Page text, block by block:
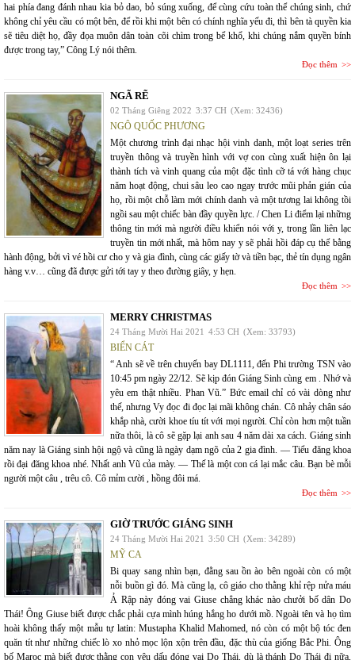
hai phía đang đánh nhau kia bỏ dao, bỏ súng xuống, để cùng cứu toàn thể chúng sinh, chứ
không chỉ yêu cầu có một bên, để rồi khi một bên có chính nghĩa yếu đi, thì bên tà quyền kia
sẽ tiêu diệt họ, đầy đọa muôn dân toàn cõi chìm trong bể khổ, khi chúng nắm quyền bính
được trong tay,” Công Lý nói thêm.
Đọc thêm
NGÃ RẼ
02 Tháng Giêng 2022 3:37 CH (Xem: 32436)
NGÔ QUỐC PHƯƠNG
Một chương trình đại nhạc hội vinh danh, một loạt series trên
truyền thông và truyền hình với vợ con cùng xuất hiện ôn lại
thành tích và vinh quang của một đặc tình cỡ tá với hàng chục
năm hoạt động, chui sâu leo cao ngay trước mũi phản gián của
họ, rồi một chỗ làm mới chính danh và một tương lai không tồi
ngồi sau một chiếc bàn đầy quyền lực. / Chen Li điểm lại những
thông tin mới mà người điều khiển nói với y, trong lần liên lạc
truyền tin mới nhất, mà hôm nay y sẽ phải hồi đáp cụ thể bằng
hành động, bởi vì vé hồi cư cho y và gia đình, cùng các giấy tờ và tiền bạc, thẻ tín dụng ngân
hàng v.v… cũng đã được gửi tới tay y theo đường giây, y hẹn.
Đọc thêm
MERRY CHRISTMAS
24 Tháng Mười Hai 2021 4:53 CH (Xem: 33793)
BIỂN CÁT
“ Anh sẽ về trên chuyến bay DL1111, đến Phi trường TSN vào
10:45 pm ngày 22/12. Sẽ kịp đón Giáng Sinh cùng em . Nhớ và
yêu em thật nhiều. Phan Vũ.” Bức email chỉ có vài dòng như
thế, nhưng Vy đọc đi đọc lại mãi không chán. Cô nhảy chân sáo
khắp nhà, cười khoe tíu tít với mọi người. Chỉ còn hơn một tuần
nữa thôi, là cô sẽ gặp lại anh sau 4 năm dài xa cách. Giáng sinh
năm nay là Giáng sinh hội ngộ và cũng là ngày dạm ngõ của 2 gia đình. — Tiểu đăng khoa
rồi đại đăng khoa nhé. Nhất anh Vũ của mày. — Thế là một con cá lại mắc câu. Bạn bè mỗi
người một câu , trêu cô. Cô mỉm cười , hồng đôi má.
Đọc thêm
GIỜ TRƯỚC GIÁNG SINH
24 Tháng Mười Hai 2021 3:50 CH (Xem: 34289)
MỸ CA
Bi quay sang nhìn bạn, đằng sau ồn ào bên ngoài còn có một
nỗi buồn gì đó. Mà cũng lạ, cô giáo cho thằng khỉ rệp nửa máu
Ả Rập này đóng vai Giuse chẳng khác nào chưởi bố dân Do
Thái! Ông Giuse biết được chắc phải cựa mình húng hắng ho dưới mồ. Ngoài tên và họ tìm
hoài không thấy một mẫu tự latin: Mustapha Khalid Mahomed, nó còn có một bộ tóc đen
quăn tít như những chiếc lò xo nhỏ mọc lộn xộn trên đầu, đặc thù của giống Bắc Phi. Ông
bố Maroc mà biết đươc thằng con yêu dấu đóng vai Do Thái, dù là thánh Do Thái đi nữa,